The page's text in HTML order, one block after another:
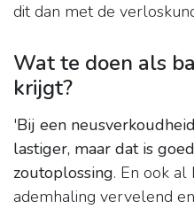
dit dan met de
Wat te doen als
krijgt?
'Bij een
lastiger, maar dat is
zoutoplossing. En ook
ademhaling vervelend